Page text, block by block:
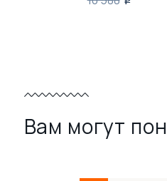
Вам могут